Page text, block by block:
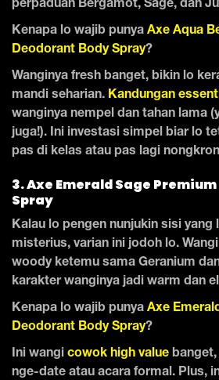
perpaduan Bergamot, Sage, dan
Kenapa lo wajib punya Axe Aqua
Deodorant Body Spray?
Wanginya fresh banget, bikin lo
mandi seharian. Kandungan
wanginya nempel dan tahan lama
juga!). Ini investasi simpel biar lo
pas di kelas atau pas lagi
3. Axe Emerald Sage
Spray
Kalau lo pengen nunjukin sisi yang
misterius, varian ini jodoh lo.
woody ketemu sama Geranium
karakter wanginya jadi warm dan
Kenapa lo wajib punya Axe
Deodorant Body Spray?
Ini wangi cowok high value
nge-date atau acara formal. Plus,